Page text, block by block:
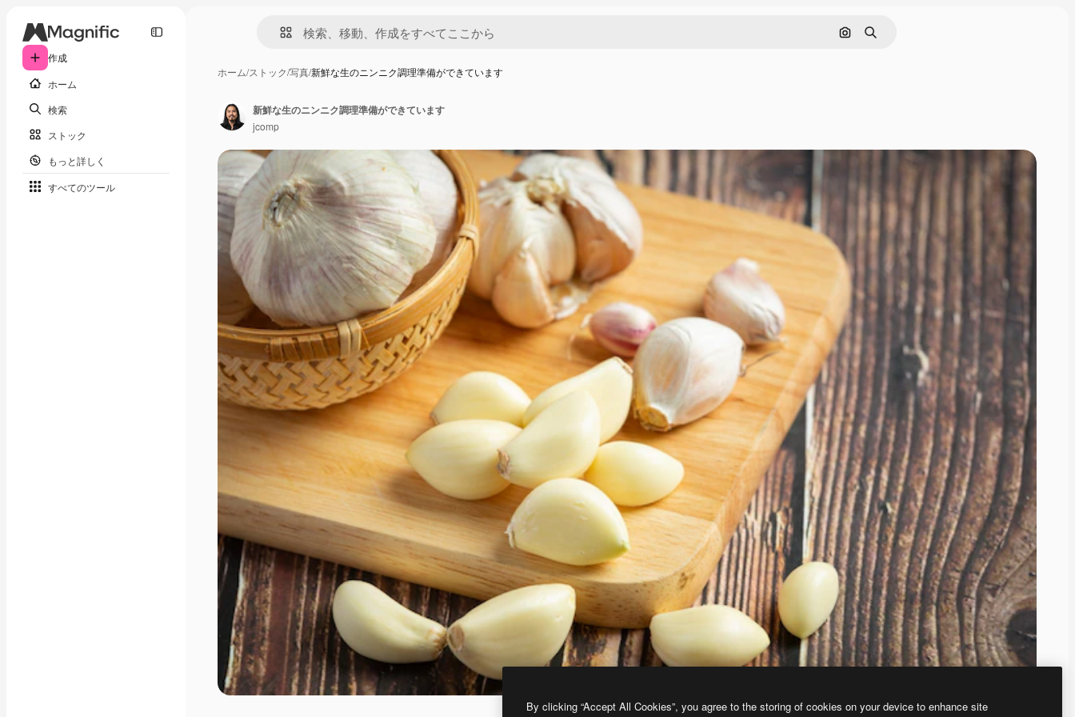
作成
ホーム
検索
ストック
もっと詳しく
すべてのツール
画像で検索
検索
ホーム/ストック/写真/新鮮な生のニンニク調理準備ができています
新鮮な生のニンニク調理準備ができています
jcomp
By clicking “Accept All Cookies”, you agree to the storing of cookies on your device to enhance site